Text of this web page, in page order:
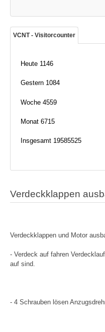
VCNT - Visitorcounter
Heute 1146
Gestern 1084
Woche 4559
Monat 6715
Insgesamt 19585525
Verdeckklappen
Verdeckklappen und Motor
- Verdeck auf fahren
auf sind.
- 4 Schrauben lösen